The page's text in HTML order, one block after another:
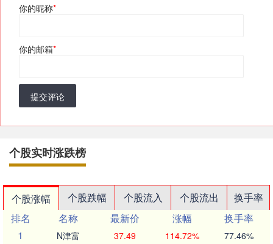
你的昵称*
你的邮箱*
提交评论
个股实时涨跌榜
个股涨幅 个股跌幅 个股流入 个股流出
换手率
排名
名称 最新价 涨幅
换手率
1
N津富 37.49 114.72% 77.46%